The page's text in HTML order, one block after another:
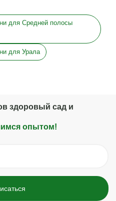
для Средней полосы
для Урала
здоровый сад и
опытом!